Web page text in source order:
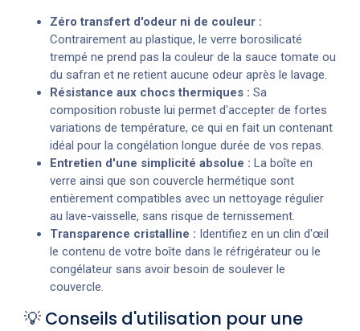
Zéro transfert d'odeur ni de couleur :
Contrairement au plastique, le verre borosilicaté
trempé ne prend pas la couleur de la sauce tomate ou
du safran et ne retient aucune odeur après le lavage.
Résistance aux chocs thermiques : Sa
composition robuste lui permet d'accepter de fortes
variations de température, ce qui en fait un contenant
idéal pour la congélation longue durée de vos repas.
Entretien d'une simplicité absolue : La boîte en
verre ainsi que son couvercle hermétique sont
entièrement compatibles avec un nettoyage régulier
au lave-vaisselle, sans risque de ternissement.
Transparence cristalline : Identifiez en un clin d'œil
le contenu de votre boîte dans le réfrigérateur ou le
congélateur sans avoir besoin de soulever le
couvercle.
💡 Conseils d'utilisation pour une